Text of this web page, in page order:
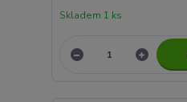
Skladem 1 ks